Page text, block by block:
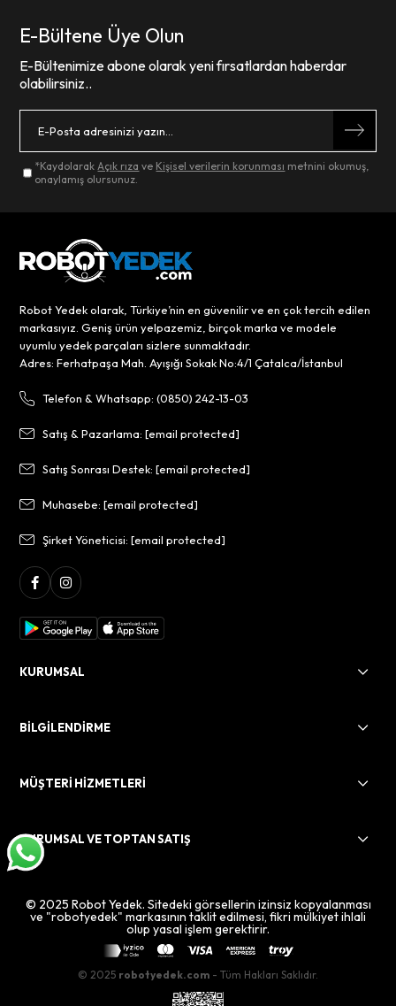
E-Bültene Üye Olun
E-Bültenimize abone olarak yeni fırsatlardan haberdar
olabilirsiniz..
*KaydolarakAçık rıza ve Kişisel verilerin korunması metnini okumuş,
onaylamış olursunuz.
Robot Yedek olarak, Türkiye’nin en güvenilir ve en çok tercih edilen
markasıyız. Geniş ürün yelpazemiz, birçok marka ve modele
uyumlu yedek parçaları sizlere sunmaktadır.
Adres: Ferhatpaşa Mah. Ayışığı Sokak No:4/1 Çatalca/İstanbul
Telefon & Whatsapp: (0850) 242-13-03
Satış & Pazarlama:[email protected]
Satış Sonrası Destek:[email protected]
Muhasebe:[email protected]
Şirket Yöneticisi:[email protected]
KURUMSAL
BİLGİLENDİRME
MÜŞTERİ HİZMETLERİ
KURUMSAL VE TOPTAN SATIŞ
© 2025 Robot Yedek. Sitedeki görsellerin izinsiz kopyalanması
ve "robotyedek" markasının taklit edilmesi, fikri mülkiyet ihlali
olup yasal işlem gerektirir.
© 2025 robotyedek.com - Tüm Hakları Saklıdır.